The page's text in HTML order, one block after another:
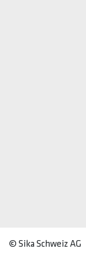
© Sika Schweiz AG